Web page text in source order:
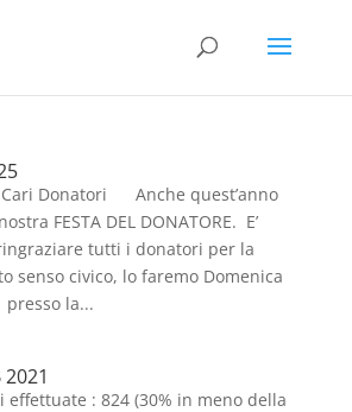
Cari Donatori Anche quest’anno
FESTA DEL DONATORE. E’
tutti i donatori per la
senso civico, lo faremo Domenica
la...
2021
effettuate : 824 (30% in meno della